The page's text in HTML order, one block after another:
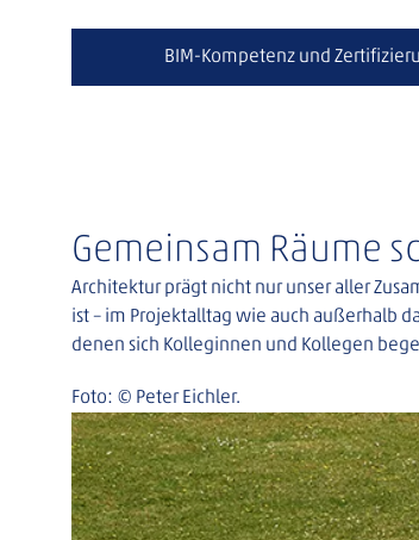
BIM-Kompetenz und
Gemeinsam Räume
Architektur prägt nicht nur unser aller
ist – im Projektalltag wie auch außerhalb
denen sich Kolleginnen und Kollegen
Foto: © Peter Eichler.